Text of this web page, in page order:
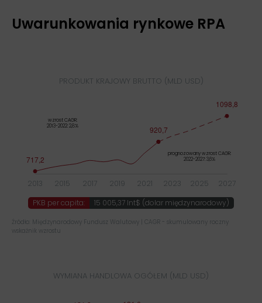
Uwarunkowania rynkowe RPA
PRODUKT KRAJOWY BRUTTO (MLD USD)
PKB per capita: 15 005,37 Int$ (dolar międzynarodowy)
Źródło: Międzynarodowy Fundusz Walutowy | CAGR - skumulowany roczny
wskaźnik wzrostu
WYMIANA HANDLOWA OGÓŁEM (MLD USD)